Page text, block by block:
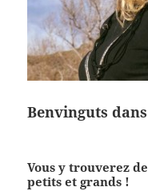
Benvinguts
Vous y trouverez
petits et grands !